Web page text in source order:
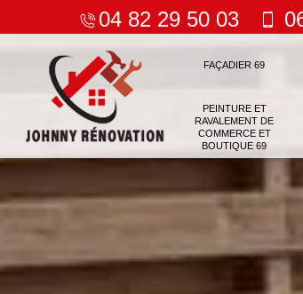
04 82 29 50 03
FAÇADIER 69
PEINTURE ET
RAVALEMENT DE
COMMERCE ET
BOUTIQUE 69